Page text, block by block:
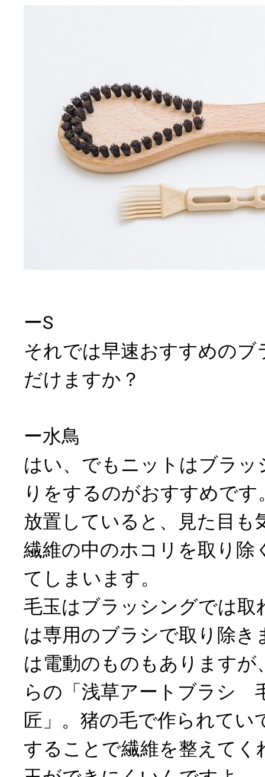
ーS
それでは早速おすすめの
だけますか？
ー水鳥
はい、でもニットはブラッ
りをするのがおすすめで
放置していると、見た目も
繊維の中のホコリを取り除
てしまいます。
毛玉はブラッシングでは取
は専用のブラシで取り除き
は電動のものもあります
らの「浅草アートブラシ
匠」。猪の毛で作られてい
することで繊維を整えてく